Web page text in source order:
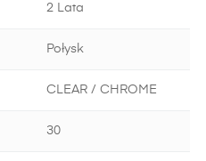
2 Lata
Połysk
CLEAR / CHROME
30